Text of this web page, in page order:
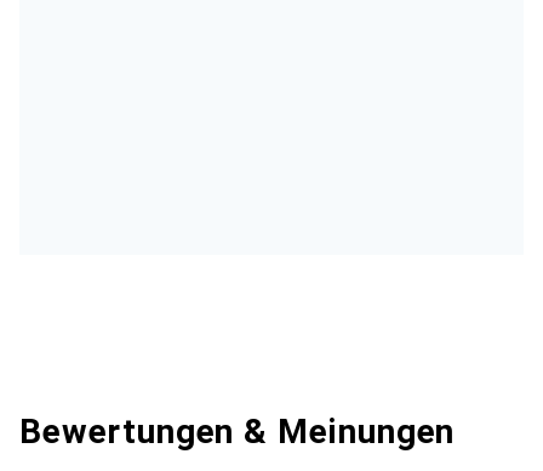
Bewertungen & Meinungen